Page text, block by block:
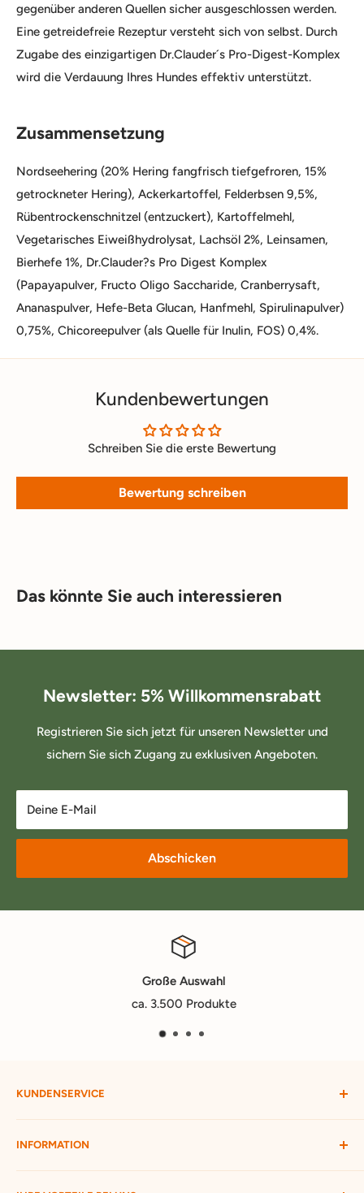
gegenüber anderen Quellen sicher ausgeschlossen werden.
Eine getreidefreie Rezeptur versteht sich von selbst. Durch
Zugabe des einzigartigen Dr.Clauder´s Pro-Digest-Komplex
wird die Verdauung Ihres Hundes effektiv unterstützt.
Zusammensetzung
Nordseehering (20% Hering fangfrisch tiefgefroren, 15%
getrockneter Hering), Ackerkartoffel, Felderbsen 9,5%,
Rübentrockenschnitzel (entzuckert), Kartoffelmehl,
Vegetarisches Eiweißhydrolysat, Lachsöl 2%, Leinsamen,
Bierhefe 1%, Dr.Clauder?s Pro Digest Komplex
(Papayapulver, Fructo Oligo Saccharide, Cranberrysaft,
Ananaspulver, Hefe-Beta Glucan, Hanfmehl, Spirulinapulver)
0,75%, Chicoreepulver (als Quelle für Inulin, FOS) 0,4%.
Kundenbewertungen
Schreiben Sie die erste Bewertung
Bewertung schreiben
Das könnte Sie auch interessieren
Newsletter: 5% Willkommensrabatt
Registrieren Sie sich jetzt für unseren Newsletter und
sichern Sie sich Zugang zu exklusiven Angeboten.
Deine E-Mail
Abschicken
Große Auswahl
ca. 3.500 Produkte
KUNDENSERVICE
Mein Konto
Widerruf starten
Bestellung verfolgen
INFORMATION
Versandbedingungen